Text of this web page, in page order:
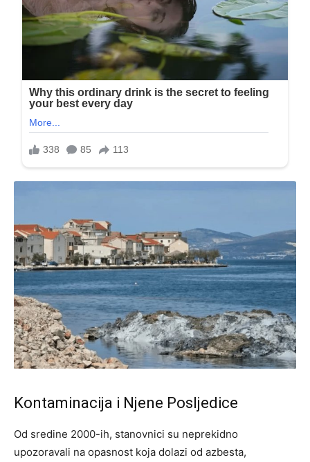
Kontaminacija i Njene Posljedice
Od sredine 2000-ih, stanovnici su neprekidno
upozoravali na opasnost koja dolazi od azbesta,